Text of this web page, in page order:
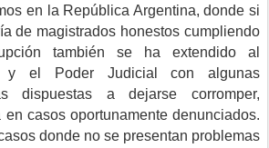
en la República Argentina, donde si
de magistrados honestos cumpliendo
también se ha extendido al
y el Poder Judicial con algunas
dispuestas a dejarse corromper,
casos oportunamente denunciados.
donde no se presentan problemas